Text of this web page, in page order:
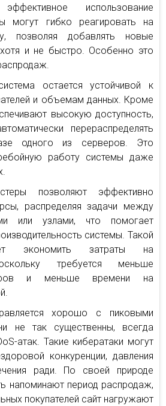
использование
могут гибко реагировать на
позволяя добавлять новые
и не быстро. Особенно это
остается устойчивой к
и объемам данных. Кроме
высокую доступность,
перераспределять
одного из серверов. Это
работу системы даже
позволяют эффективно
распределяя задачи между
или узлами, что помогает
системы. Такой
экономить затраты на
требуется меньше
и меньше времени на
хорошо с пиковыми
не так существенны, всегда
атак. Такие кибератаки могут
конкуренции, давления
ради. По своей природе
напоминают период распродаж,
покупателей сайт нагружают